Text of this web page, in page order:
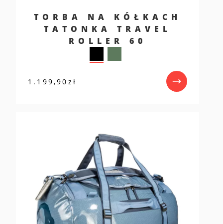
TORBA NA KÓŁKACH
TATONKA TRAVEL
ROLLER 60
1.199,90 zł